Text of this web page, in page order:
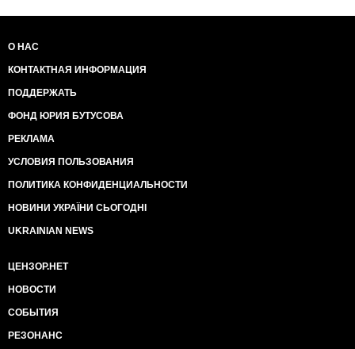
О НАС
КОНТАКТНАЯ ИНФОРМАЦИЯ
ПОДДЕРЖАТЬ
ФОНД ЮРИЯ БУТУСОВА
РЕКЛАМА
УСЛОВИЯ ПОЛЬЗОВАНИЯ
ПОЛИТИКА КОНФИДЕНЦИАЛЬНОСТИ
НОВИНИ УКРАЇНИ СЬОГОДНІ
UKRAINIAN NEWS
ЦЕНЗОР.НЕТ
НОВОСТИ
СОБЫТИЯ
РЕЗОНАНС